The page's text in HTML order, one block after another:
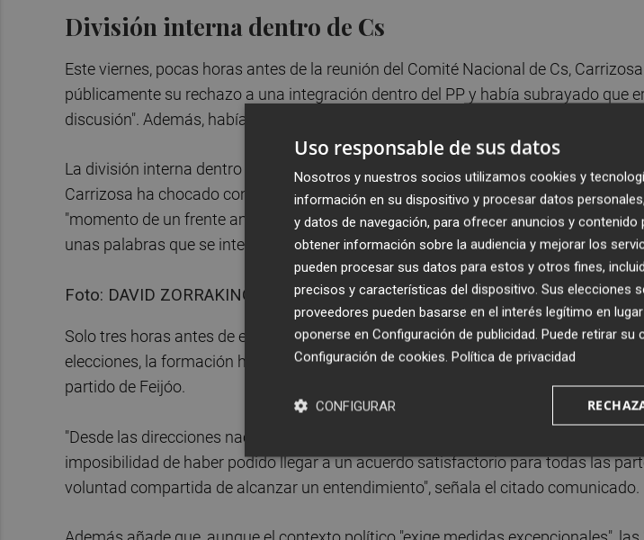
División interna dentro de Cs
Este viernes, pocas horas antes de la reunión del Comité Nacional de Cs,
públicamente su rechazo a una integración dentro del PP y había subrayado que
discusión". Además, había dejado claro que a su partido no le daba "miedo" ir solo a
La división interna dentro de los naranjas ha sido visible en los últimos días. Así,
Carrizosa ha chocado con el expresado por Adrián Vázquez, quien este mismo
"momento de un frente amplio" para las catalanas y europeas. Incluso apeló a
unas palabras que se interpretaron como un mensaje directo a su compañero
Foto: DAVID ZORRAKINO/EP
Solo tres horas antes de esa reunión de la Ejecutiva de Cs, fijada para votar si
elecciones, la formación ha difundido un comunicado confirmando la ruptura de
partido de Feijóo.
"Desde las direcciones nacionales del partido Ciudadanos y el Partido Popular
imposibilidad de haber podido llegar a un acuerdo satisfactorio para todas las
voluntad compartida de alcanzar un entendimiento", señala el citado comunicado.
Uso responsable de sus datos
Nosotros y nuestros socios utilizamos cookies y
información en su dispositivo y procesar datos
y datos de navegación, para ofrecer anuncios y
obtener información sobre la audiencia y mejorar los
pueden procesar sus datos para estos y otros fines,
precisos y características del dispositivo. Sus elecciones
proveedores pueden basarse en el interés legítimo en
oponerse en Configuración de publicidad. Puede retirar su
Configuración de cookies. Política de privacidad
CONFIGURAR